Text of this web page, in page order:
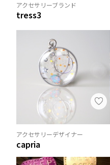
アクセサリーブランド
tress3
アクセサリーデザイナー
capria